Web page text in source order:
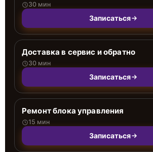
30 мин
Записаться
Доставка в сервис и обратно
30 мин
Записаться
Ремонт блока управления
15 мин
Записаться